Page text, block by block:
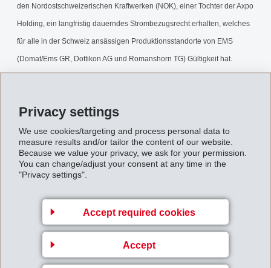
Privacy settings
We use cookies/targeting and process personal data to
measure results and/or tailor the content of our website.
Because we value your privacy, we ask for your permission.
You can change/adjust your consent at any time in the
"Privacy settings".
Accept required cookies
Accept
den Nordostschweizerischen Kraftwerken (NOK), einer Tochter der Axpo
Holding, ein langfristig dauerndes Strombezugsrecht erhalten, welches
für alle in der Schweiz ansässigen Produktionsstandorte von EMS
(Domat/Ems GR, Dottikon AG und Romanshorn TG) Gültigkeit hat.
Energieversorgungskonzeptes verkauft EMS per 31.12.2002 einerseits
die 100%-Beteiligung an der PATVAG KRAFTWERKE AG (mit den drei
Kraftwerken Tavanasa-Obersaxen, Russein und Pintrun sowie mit der
80.6%-Beteiligung an der KRAFTWERKE FRISAL AG) und andererseits
die 75%-Beteiligung an der KRAFTWERKE REICHENAU AG. Damit
gewährleistet EMS ihren Produktionsstandorten in der Schweiz auch in
Zukunft eine sichere und kostengünstige Energieversorgung. Dies
macht EMS konkurrenzfähiger.
EMS_mit_neuem_Energiekonzept.pdf